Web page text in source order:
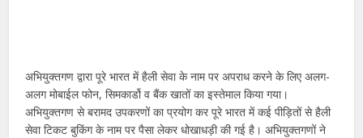
अभियुक्तगण द्वारा पूरे भारत में हैली सेवा के नाम पर अपराध करने के लिए अलग-
अलग मोबाईल फोन, सिमकार्डो व बैंक खातों का इस्तेमाल किया गया।
अभियुक्तगण से बरामद उपकरणों का प्रयोग कर पूरे भारत में कई पीड़ितों से हैली
सेवा टिकट बुकिंग के नाम पर पैसा लेकर धोखाधड़ी की गई है। अभियुक्तगणों ने